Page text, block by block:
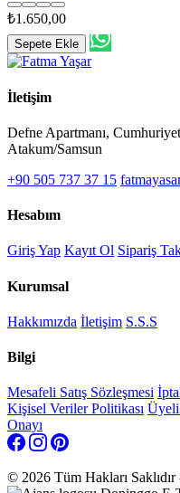
₺1.650,00
Sepete Ekle
İletişim
Defne Apartmanı,
Atakum/Samsun
+90 505 737 37 15
Hesabım
Giriş Yap Kayıt Ol Sipariş
Kurumsal
Hakkımızda İletişim S.S.S
Bilgi
Mesafeli Satış Sözleşmesi
Kişisel Veriler Politikası
Onayı
© 2026 Tüm Hakları Saklıdır